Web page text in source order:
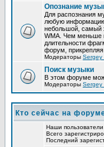
Опознание
Для распознания
любую
небольшой, самый
WMA. Чем меньше
длительности
форум,
Модераторы
Поиск музыки
В этом форуме
Модераторы
Кто сейчас на
Наши
Всего
Последний